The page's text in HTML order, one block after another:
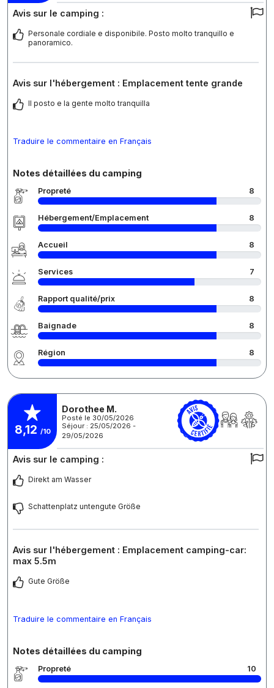
Avis sur le camping :
Personale cordiale e disponibile. Posto molto tranquillo e
panoramico.
Avis sur l'hébergement : Emplacement tente grande
Il posto e la gente molto tranquilla
Traduire le commentaire en Français
Notes détaillées du camping
Propreté 8
Hébergement/Emplacement 8
Accueil 8
Services 7
Rapport qualité/prix 8
Baignade 8
Région 8
8,12 /10
Dorothee M.
Posté le 30/05/2026
Séjour : 25/05/2026 -
29/05/2026
Avis sur le camping :
Direkt am Wasser
Schattenplatz untengute Größe
Avis sur l'hébergement : Emplacement camping-car:
max 5.5m
Gute Größe
Traduire le commentaire en Français
Notes détaillées du camping
Propreté 10